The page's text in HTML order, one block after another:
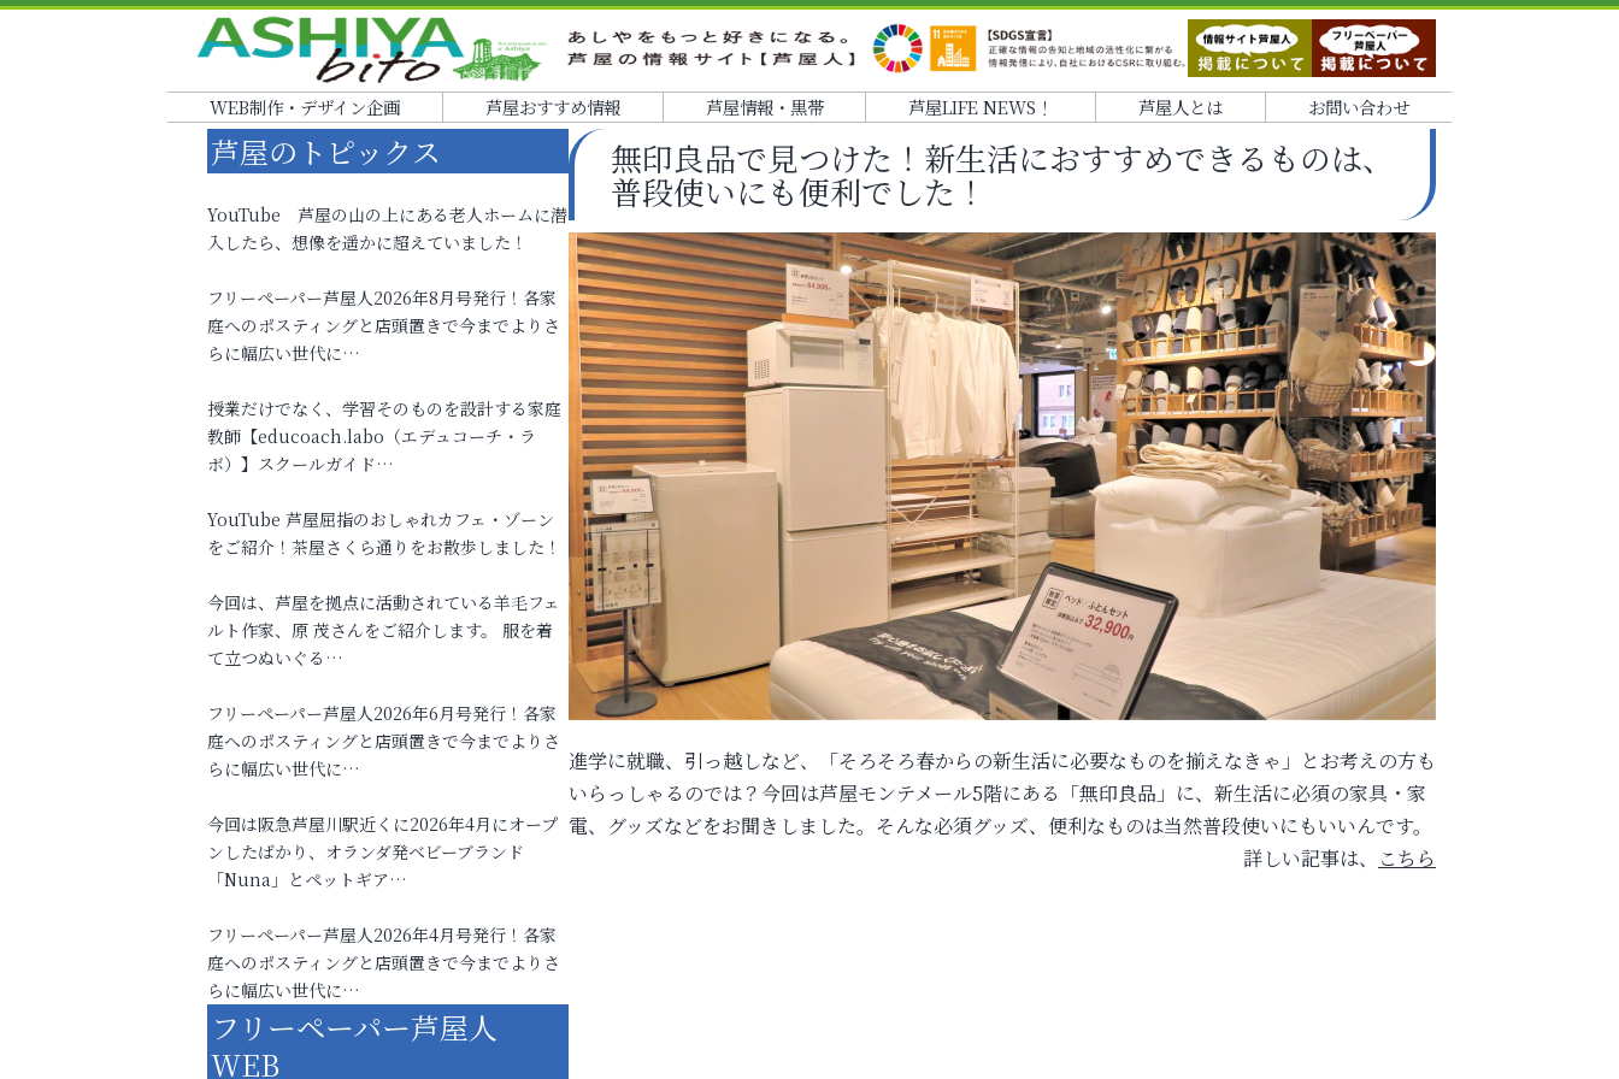
WEB制作・デザイン企画 芦屋おすすめ情報 芦屋情報・黒帯 芦屋LIFE NEWS！ 芦屋人とは お問い合わせ
無印良品で見つけた！新生活におすすめできるものは、
普段使いにも便利でした！
進学に就職、引っ越しなど、「そろそろ春からの新生活に必要なものを揃えなきゃ」とお考えの方も
いらっしゃるのでは？今回は芦屋モンテメール5階にある「無印良品」に、新生活に必須の家具・家
電、グッズなどをお聞きしました。そんな必須グッズ、便利なものは当然普段使いにもいいんです。
詳しい記事は、
こちら
芦屋のトピックス
YouTube 芦屋の山の上にある老人ホームに潜
入したら、想像を遥かに超えていました！
フリーペーパー芦屋人2026年8月号発行！各家
庭へのポスティングと店頭置きで今までよりさ
らに幅広い世代に…
授業だけでなく、学習そのものを設計する家庭
教師【educoach.labo（エデュコーチ・ラ
ボ）】スクールガイド…
YouTube 芦屋屈指のおしゃれカフェ・ゾーン
をご紹介！茶屋さくら通りをお散歩しました！
今回は、芦屋を拠点に活動されている羊毛フェ
ルト作家、原 茂さんをご紹介します。 服を着
て立つぬいぐる…
フリーペーパー芦屋人2026年6月号発行！各家
庭へのポスティングと店頭置きで今までよりさ
らに幅広い世代に…
今回は阪急芦屋川駅近くに2026年4月にオープ
ンしたばかり、オランダ発ベビーブランド
「Nuna」とペットギア…
フリーペーパー芦屋人2026年4月号発行！各家
庭へのポスティングと店頭置きで今までよりさ
らに幅広い世代に…
フリーペーパー芦屋人
WEB